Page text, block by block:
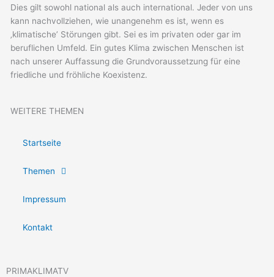
Dies gilt sowohl national als auch international. Jeder von uns
kann nachvollziehen, wie unangenehm es ist, wenn es
‚klimatische’ Störungen gibt. Sei es im privaten oder gar im
beruflichen Umfeld. Ein gutes Klima zwischen Menschen ist
nach unserer Auffassung die Grundvoraussetzung für eine
friedliche und fröhliche Koexistenz.
WEITERE THEMEN
Startseite
Themen
Impressum
Kontakt
PRIMAKLIMATV